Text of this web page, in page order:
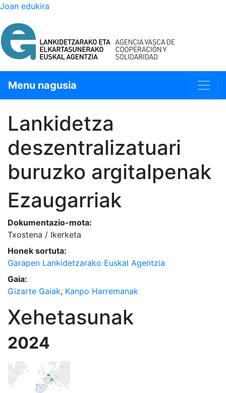
Joan edukira
Menu nagusia
Lankidetza
deszentralizatuari
buruzko argitalpenak
Ezaugarriak
Dokumentazio-mota:
Txostena / Ikerketa
Honek sortuta:
Garapen Lankidetzarako Euskal Agentzia
Gaia:
Gizarte Gaiak, Kanpo Harremanak
Xehetasunak
2024